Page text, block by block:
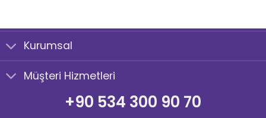
Kurumsal
Müşteri Hizmetleri
+90 534 300 90 70